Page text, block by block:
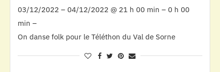
03/12/2022 – 04/12/2022 @ 21 h 00 min – 0 h 00
min –
On danse folk pour le Téléthon du Val de Sorne